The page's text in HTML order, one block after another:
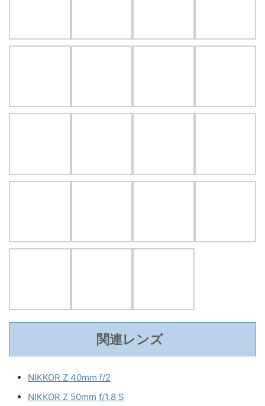
関連レンズ
NIKKOR Z 40mm f/2
NIKKOR Z 50mm f/1.8 S